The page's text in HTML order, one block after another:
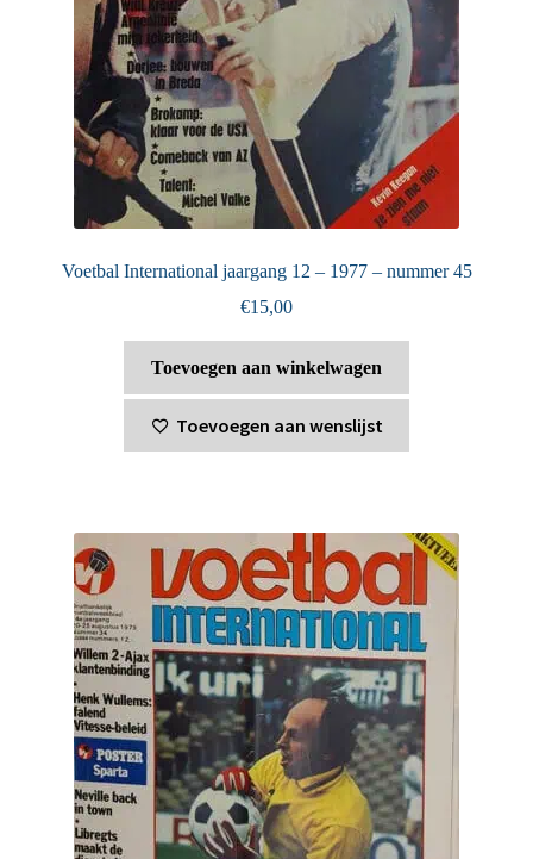
Voetbal International jaargang 12 – 1977 – nummer 45
€15,00
Toevoegen aan winkelwagen
Toevoegen aan wenslijst